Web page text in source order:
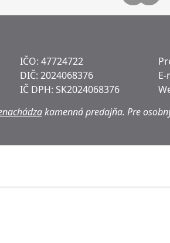
IČO: 47724722
DIČ: 2024068376
IČ DPH: SK2024068376
kamenná predajňa. Pre